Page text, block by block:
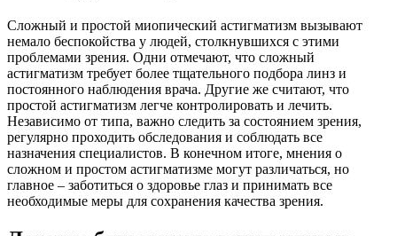
Сложный и простой миопический астигматизм вызывают
немало беспокойства у людей, столкнувшихся с этими
проблемами зрения. Одни отмечают, что сложный
астигматизм требует более тщательного подбора линз и
постоянного наблюдения врача. Другие же считают, что
простой астигматизм легче контролировать и лечить.
Независимо от типа, важно следить за состоянием зрения,
регулярно проходить обследования и соблюдать все
назначения специалистов. В конечном итоге, мнения о
сложном и простом астигматизме могут различаться, но
главное – заботиться о здоровье глаз и принимать все
необходимые меры для сохранения качества зрения.